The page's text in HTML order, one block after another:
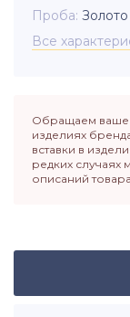
Проба
Все
Обращаем ваше
изделиях
вставки в
редких случаях
описаний